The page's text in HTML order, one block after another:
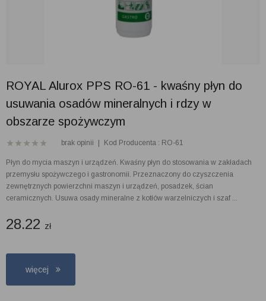
ROYAL Alurox PPS RO-61 - kwaśny płyn do
usuwania osadów mineralnych i rdzy w
obszarze spożywczym
brak opinii Kod Producenta : RO-61
Płyn do mycia maszyn i urządzeń. Kwaśny płyn do stosowania w zakładach
przemysłu spożywczego i gastronomii. Przeznaczony do czyszczenia
zewnętrznych powierzchni maszyn i urządzeń, posadzek, ścian
ceramicznych. Usuwa osady mineralne z kotłów warzelniczych i szaf ...
28.22 zł
więcej